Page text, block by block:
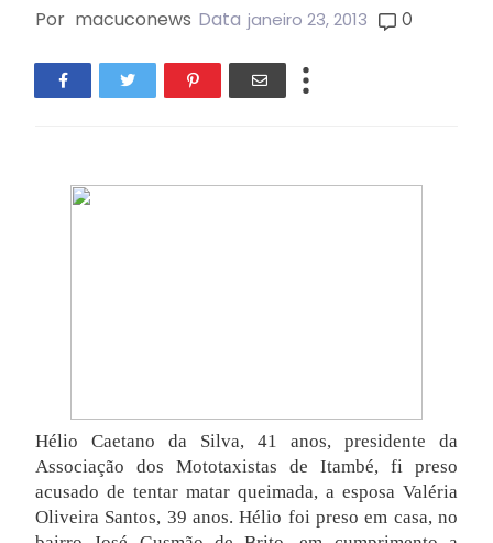
Por macuconews Data janeiro 23, 2013 0
Hélio Caetano da Silva, 41 anos, presidente da
Associação dos Mototaxistas de Itambé, fi preso
acusado de tentar matar queimada, a esposa Valéria
Oliveira Santos, 39 anos. Hélio foi preso em casa, no